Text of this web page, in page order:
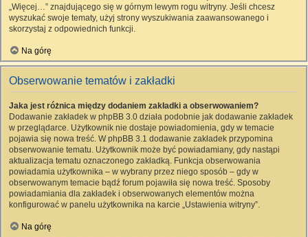
„Więcej…” znajdującego się w górnym lewym rogu witryny. Jeśli chcesz
wyszukać swoje tematy, użyj strony wyszukiwania zaawansowanego i
skorzystaj z odpowiednich funkcji.
Na górę
Obserwowanie tematów i zakładki
Jaka jest różnica między dodaniem zakładki a obserwowaniem?
Dodawanie zakładek w phpBB 3.0 działa podobnie jak dodawanie zakładek
w przeglądarce. Użytkownik nie dostaje powiadomienia, gdy w temacie
pojawia się nowa treść. W phpBB 3.1 dodawanie zakładek przypomina
obserwowanie tematu. Użytkownik może być powiadamiany, gdy nastąpi
aktualizacja tematu oznaczonego zakładką. Funkcja obserwowania
powiadamia użytkownika – w wybrany przez niego sposób – gdy w
obserwowanym temacie bądź forum pojawiła się nowa treść. Sposoby
powiadamiania dla zakładek i obserwowanych elementów można
konfigurować w panelu użytkownika na karcie „Ustawienia witryny”.
Na górę